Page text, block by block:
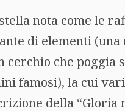
nota come le
di elementi
cerchio che poggia
famosi), la cui
della “Gloria